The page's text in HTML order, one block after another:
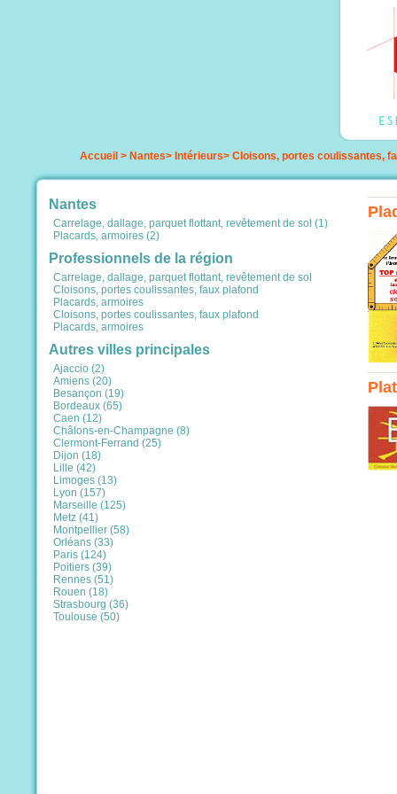
Accueil > Nantes> Intérieurs> Cloisons, portes coulissantes,
Nantes
Carrelage, dallage, parquet flottant, revêtement de sol (1)
Placards, armoires (2)
Professionnels de la région
Carrelage, dallage, parquet flottant, revêtement de sol
Cloisons, portes coulissantes, faux plafond
Placards, armoires
Cloisons, portes coulissantes, faux plafond
Placards, armoires
Autres villes principales
Ajaccio (2)
Amiens (20)
Besançon (19)
Bordeaux (65)
Caen (12)
Châlons-en-Champagne (8)
Clermont-Ferrand (25)
Dijon (18)
Lille (42)
Limoges (13)
Lyon (157)
Marseille (125)
Metz (41)
Montpellier (58)
Orléans (33)
Paris (124)
Poitiers (39)
Rennes (51)
Rouen (18)
Strasbourg (36)
Toulouse (50)